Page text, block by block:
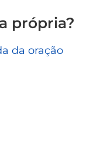
própria?
da oração